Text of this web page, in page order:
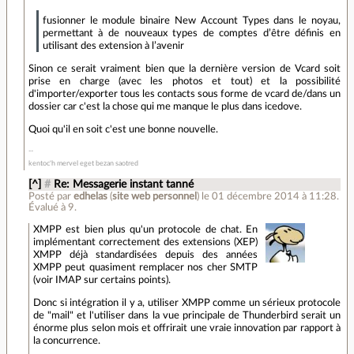
fusionner le module binaire New Account Types dans le noyau,
permettant à de nouveaux types de comptes d’être définis en
utilisant des extension à l’avenir
Sinon ce serait vraiment bien que la dernière version de Vcard soit
prise en charge (avec les photos et tout) et la possibilité
d'importer/exporter tous les contacts sous forme de vcard de/dans un
dossier car c'est la chose qui me manque le plus dans icedove.
Quoi qu'il en soit c'est une bonne nouvelle.
kentoc'h mervel eget bezan saotred
[^] # Re: Messagerie instant tanné
Posté paredhelas (site web personnel ) le 01 décembre 2014 à 11:28.
Évalué à9.
XMPP est bien plus qu'un protocole de chat. En
implémentant correctement des extensions (XEP)
XMPP déjà standardisées depuis des années
XMPP peut quasiment remplacer nos cher SMTP
(voir IMAP sur certains points).
Donc si intégration il y a, utiliser XMPP comme un sérieux protocole
de "mail" et l'utiliser dans la vue principale de Thunderbird serait un
énorme plus selon mois et offrirait une vraie innovation par rapport à
la concurrence.